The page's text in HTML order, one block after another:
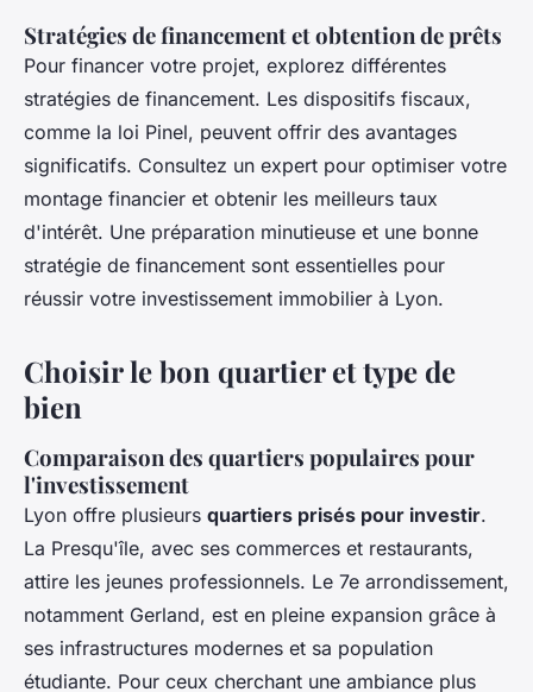
Stratégies de financement et obtention de prêts
Pour financer votre projet, explorez différentes
stratégies de financement. Les dispositifs fiscaux,
comme la loi Pinel, peuvent offrir des avantages
significatifs. Consultez un expert pour optimiser votre
montage financier et obtenir les meilleurs taux
d'intérêt. Une préparation minutieuse et une bonne
stratégie de financement sont essentielles pour
réussir votre investissement immobilier à Lyon.
Choisir le bon quartier et type de
bien
Comparaison des quartiers populaires pour
l'investissement
Lyon offre plusieurs quartiers prisés pour investir.
La Presqu'île, avec ses commerces et restaurants,
attire les jeunes professionnels. Le 7e arrondissement,
notamment Gerland, est en pleine expansion grâce à
ses infrastructures modernes et sa population
étudiante. Pour ceux cherchant une ambiance plus